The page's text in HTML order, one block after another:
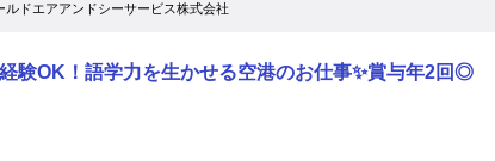
ルドエアアンドシーサービス株式会社
験OK！語学力を生かせる空港のお仕事✨賞与年2回◎